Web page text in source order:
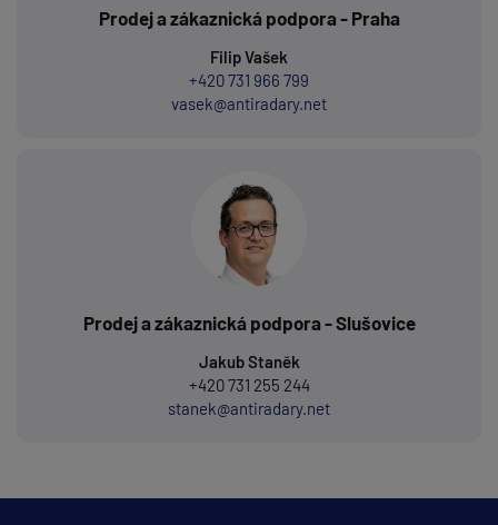
Prodej a zákaznická podpora - Praha
Filip Vašek
+420 731 966 799
vasek@antiradary.net
Prodej a zákaznická podpora - Slušovice
Jakub Staněk
+420 731 255 244
stanek@antiradary.net